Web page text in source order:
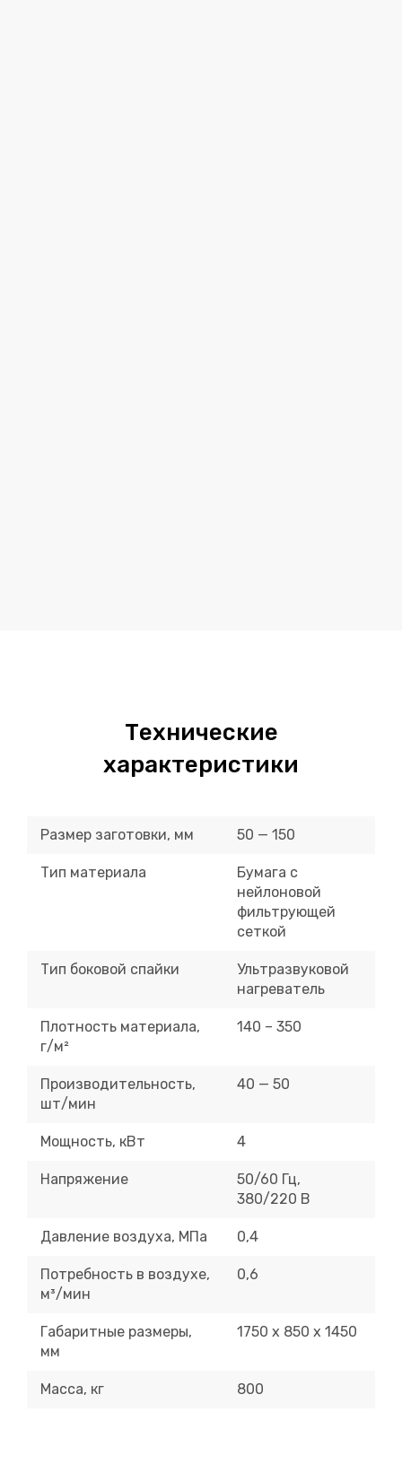
Технические
характеристики
Размер заготовки, мм 50 — 150
Тип материала
Бумага с
нейлоновой
фильтрующей
сеткой
Тип боковой спайки
Ультразвуковой
нагреватель
Плотность материала,
г/м²
140 – 350
Производительность,
шт/мин
40 — 50
Мощность, кВт 4
Напряжение
50/60 Гц,
380/220 В
Давление воздуха, МПа 0,4
Потребность в воздухе,
м³/мин
0,6
Габаритные размеры,
мм
1750 х 850 х 1450
Масса, кг 800